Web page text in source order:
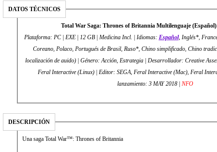
DATOS TÉCNICOS
Total War Saga: Thrones of Britannia Multilenguaje
Plataforma: PC | EXE | 12 GB | Medicina Incl. | Idiomas: Español, Inglés*,
Coreano, Polaco, Portugués de Brasil, Ruso*, Chino simplificado, Chino
localización de auido) | Género: Acción, Estrategia | Desarrollador: Creative
Feral Interactive (Linux) | Editor: SEGA, Feral Interactive (Mac), Feral
lanzamiento: 3 MAY 2018 | NFO
DESCRIPCIÓN
Una saga Total War™: Thrones of Britannia